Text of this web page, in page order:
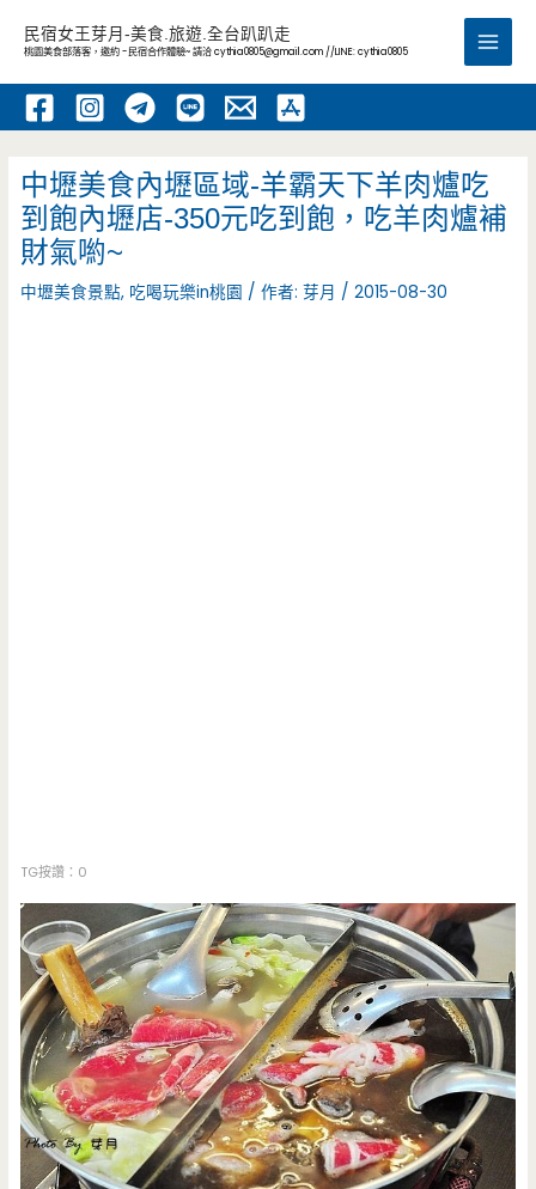
內
民宿女王芽月-美食.旅遊.全台趴趴走
桃園美食部落客，邀約 -民宿合作體驗~ 請洽cythia0805@gmail.com //LINE: cythia0805
Main
中壢美食內壢區域-羊霸天下羊肉爐吃
到飽內壢店-350元吃到飽，吃羊肉爐補
財氣喲~
中壢美食景點, 吃喝玩樂in桃園 / 作者:芽月 /2015-08-30
TG按讚：0